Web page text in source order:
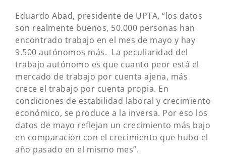
Eduardo Abad, presidente de UPTA, “los datos
son realmente buenos, 50.000 personas han
encontrado trabajo en el mes de mayo y hay
9.500 autónomos más. La peculiaridad del
trabajo autónomo es que cuanto peor está el
mercado de trabajo por cuenta ajena, más
crece el trabajo por cuenta propia. En
condiciones de estabilidad laboral y crecimiento
económico, se produce a la inversa. Por eso los
datos de mayo reflejan un crecimiento más bajo
en comparación con el crecimiento que hubo el
año pasado en el mismo mes”.